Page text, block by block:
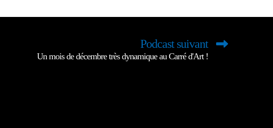
Podcast suivant
Un mois de décembre très dynamique au Carré d'Art !